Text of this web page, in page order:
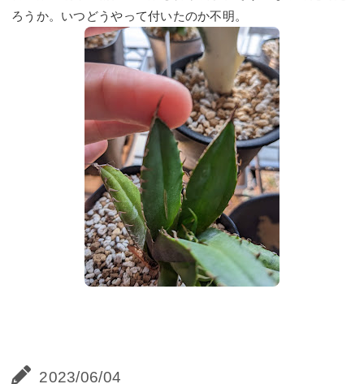
ろうか。いつどうやって付いたのか不明。
2023/06/04